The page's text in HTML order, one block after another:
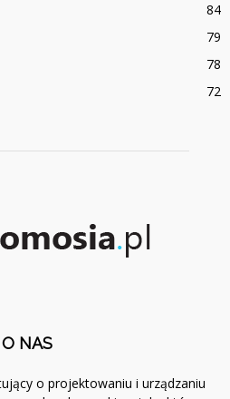
84
79
78
72
O NAS
o projektowaniu i urządzaniu